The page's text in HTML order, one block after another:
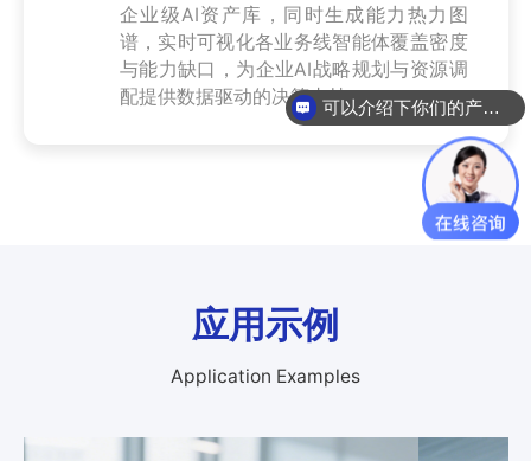
企业级AI资产库，同时生成能力热力图
谱，实时可视化各业务线智能体覆盖密度
与能力缺口，为企业AI战略规划与资源调
配提供数据驱动的决策支持。
应用示例
Application Examples
你们是怎么收费的呢